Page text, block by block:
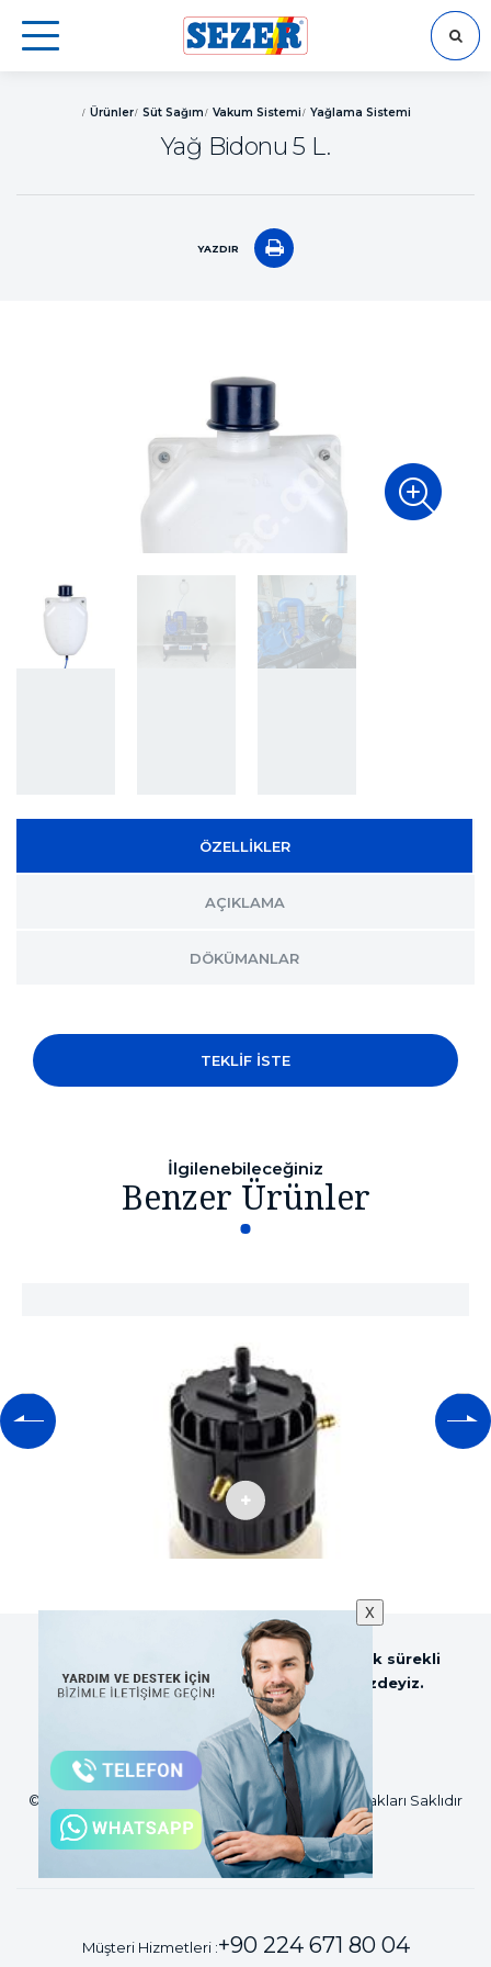
Ürünler Süt Sağım Vakum Sistemi Yağlama Sistemi
Yağ Bidonu 5 L.
YAZDIR
ÖZELLİKLER
AÇIKLAMA
DÖKÜMANLAR
TEKLİF İSTE
İlgilenebileceğiniz
Benzer Ürünler
YAĞLAMA KABI
Sezer Tarım ve Sağım Teknolojileri olarak sürekli
güncellenen web sitemiz ile hizmetinizdeyiz.
©2018 Sezer Tarım ve Sağım Teknolojileri Tüm Hakları Saklıdır
Müşteri Hizmetleri :+90 224 671 80 04
X